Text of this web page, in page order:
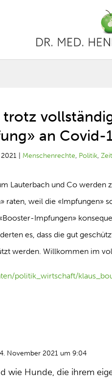
trotz
an Covid-
Menschenrechte, Politik,
Lauterbach und Co werden
raten, weil die «Impfungen»
Impfungen»
es, dass die gut
werden. Willkommen im
politik_wirtschaft/
November 2021 um 9:04
wie Hunde, die ihrem